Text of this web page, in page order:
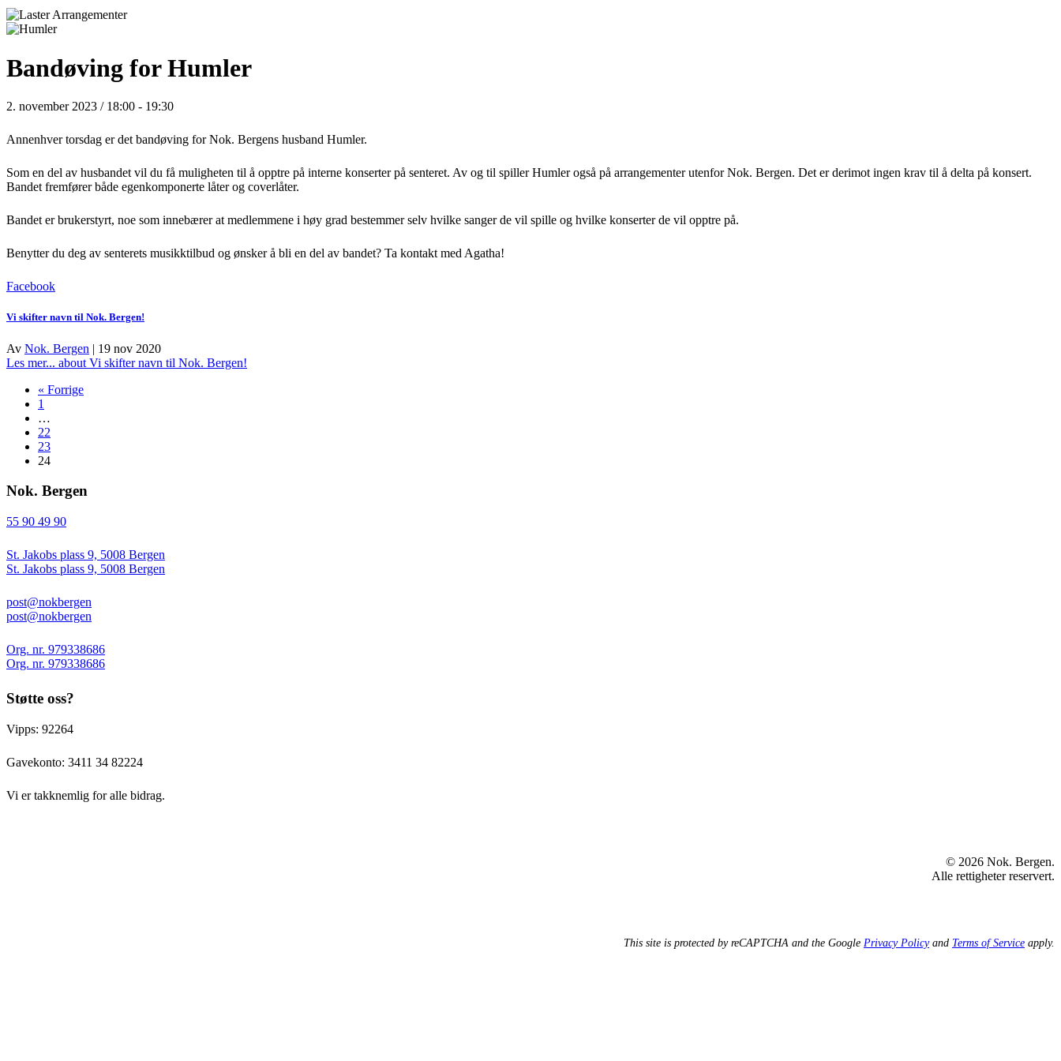
Bandøving for Humler
2. november 2023 / 18:00 - 19:30
Annenhver torsdag er det bandøving for Nok. Bergens husband Humler.
Som en del av husbandet vil du få muligheten til å opptre på interne konserter på senteret. Av og til spiller Humler også på arrangementer utenfor Nok. Bergen. Det er derimot ingen krav til å delta på konsert.
Bandet fremfører både egenkomponerte låter og coverlåter.
Bandet er brukerstyrt, noe som innebærer at medlemmene i høy grad bestemmer selv hvilke sanger de vil spille og hvilke konserter de vil opptre på.
Benytter du deg av senterets musikktilbud og ønsker å bli en del av bandet? Ta kontakt med Agatha!
Facebook
Vi skifter navn til Nok. Bergen!
Av Nok. Bergen | 19 nov 2020
Les mer... about Vi skifter navn til Nok. Bergen!
« Forrige
1
…
22
23
24
Nok. Bergen
55 90 49 90
St. Jakobs plass 9, 5008 Bergen
St. Jakobs plass 9, 5008 Bergen
post@nokbergen
post@nokbergen
Org. nr. 979338686
Org. nr. 979338686
Støtte oss?
Vipps: 92264
Gavekonto: 3411 34 82224
Vi er takknemlig for alle bidrag.
© 2026 Nok. Bergen.
Alle rettigheter reservert.
This site is protected by reCAPTCHA and the Google Privacy Policyand Terms of Service apply.